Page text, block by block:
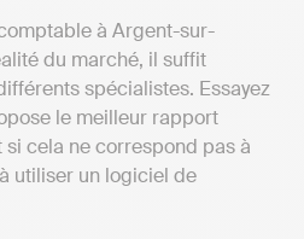
à Argent-sur-
du marché, il suffit
spécialistes. Essayez
le meilleur rapport
cela ne correspond pas à
utiliser un logiciel de